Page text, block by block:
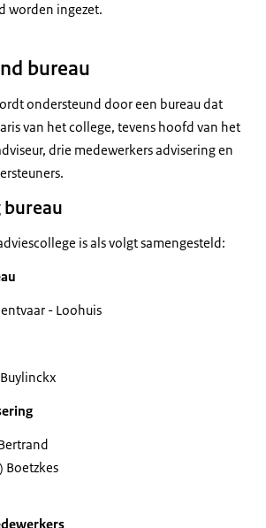
worden ingezet.
bureau
ondersteund door een bureau dat
van het college, tevens hoofd van het
drie medewerkers advisering en
is als volgt samengesteld:
- Loohuis
Boetzkes